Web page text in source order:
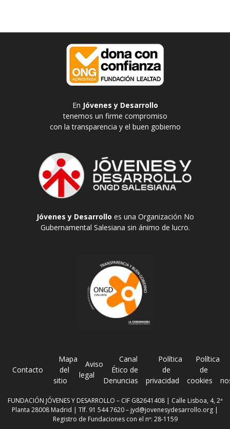
En Jóvenes y Desarrollo
tenemos un firme compromiso
con la transparencia y el buen gobierno
Jóvenes y Desarrollo es una Organización No
Gubernamental Salesiana sin ánimo de lucro.
Contacto
Mapa
del
sitio
Aviso
legal
Canal
Ético de
Denuncias
Política
de
privacidad
Política
de
cookies
FUNDACIÓN JÓVENES Y DESARROLLO – CIF G82641408 | Calle Lisboa, 4, 2ª
Planta 28008 Madrid | Tlf. 91 544 7620 – jyd@jovenesydesarrollo.org |
Registro de Fundaciones con el nº: 28-1159